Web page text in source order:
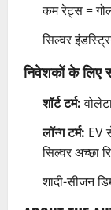
कम रेट्स =
सिल्वर
निवेशकों के लिए
शॉर्ट टर्म:
लॉन्ग टर्म: EV
सिल्वर अच्छा
शादी-सीजन